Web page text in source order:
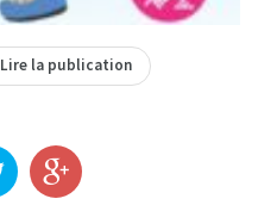
Lire la publication